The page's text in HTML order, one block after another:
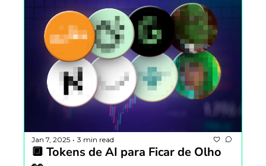
Jan 7, 2025 • 3 min read
🔲 Tokens de AI para Ficar de Olho